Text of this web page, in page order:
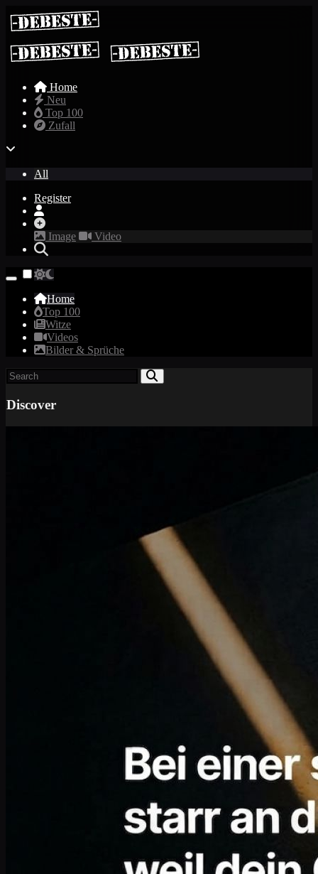
Home
Neu
Top 100
Zufall
All
Register
Image Video
Home
Top 100
Witze
Videos
Bilder & Sprüche
Discover